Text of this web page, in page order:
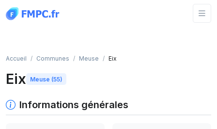
Accueil Communes Meuse Eix
Eix Meuse (55)
Informations générales
Panneau de gestion des cookies